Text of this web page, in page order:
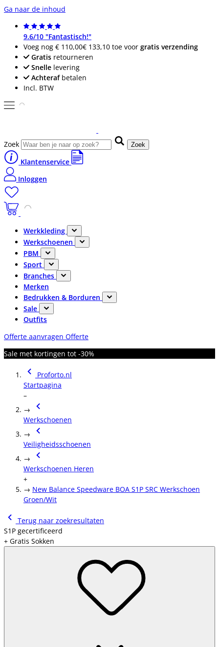
Ga naar de inhoud
9.6/10 "Fantastisch!"
Voeg nog € 110,00€ 133,10 toe voor gratis verzending
Gratis retourneren
Snelle levering
Achterafbetalen
Incl. BTW
Zoek Zoek
Klantenservice
Inloggen
Werkkleding
Werkschoenen
PBM
Sport
Branches
Merken
Bedrukken & Borduren
Sale
Outfits
Offerte aanvragen Offerte
Sale met kortingen tot -30%
Proforto.nl
Startpagina
–
→
Werkschoenen
→
Veiligheidsschoenen
→
Werkschoenen Heren
+
→ New Balance Speedware BOA S1P SRC Werkschoen
Groen/Wit
Terug naar zoekresultaten
S1P gecertificeerd
+ Gratis Sokken